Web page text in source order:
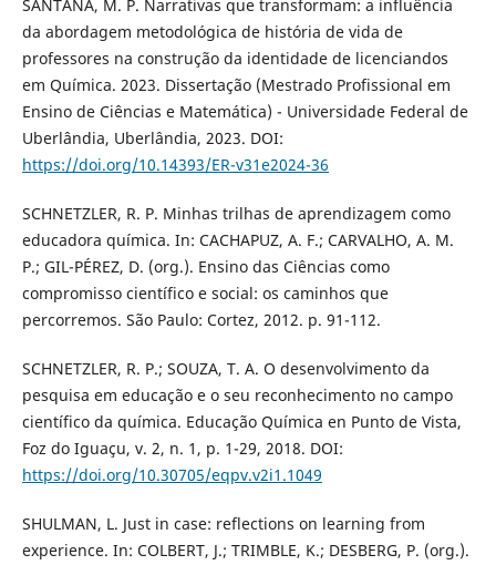
SANTANA, M. P. Narrativas que transformam: a influência
da abordagem metodológica de história de vida de
professores na construção da identidade de licenciandos
em Química. 2023. Dissertação (Mestrado Profissional em
Ensino de Ciências e Matemática) - Universidade Federal de
Uberlândia, Uberlândia, 2023. DOI:
https://doi.org/10.14393/ER-v31e2024-36
SCHNETZLER, R. P. Minhas trilhas de aprendizagem como
educadora química. In: CACHAPUZ, A. F.; CARVALHO, A. M.
P.; GIL-PÉREZ, D. (org.). Ensino das Ciências como
compromisso científico e social: os caminhos que
percorremos. São Paulo: Cortez, 2012. p. 91-112.
SCHNETZLER, R. P.; SOUZA, T. A. O desenvolvimento da
pesquisa em educação e o seu reconhecimento no campo
científico da química. Educação Química en Punto de Vista,
Foz do Iguaçu, v. 2, n. 1, p. 1-29, 2018. DOI:
https://doi.org/10.30705/eqpv.v2i1.1049
SHULMAN, L. Just in case: reflections on learning from
experience. In: COLBERT, J.; TRIMBLE, K.; DESBERG, P. (org.).